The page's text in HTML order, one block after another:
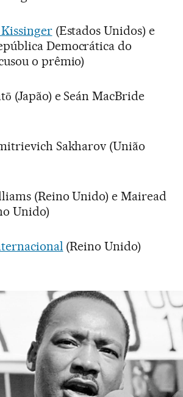
(Estados Unidos) e
Democrática do
o prêmio)
(Japão) e Seán MacBride
Sakharov (União
(Reino Unido) e Mairead
Unido)
(Reino Unido)